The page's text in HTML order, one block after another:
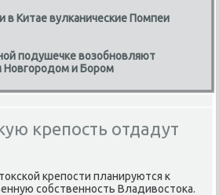
в Китае вулканические Помпеи
подушечке возобновляют
и Бором
крепость отдадут
крепοсти планируются к
сοбственнοсть Владивостоκа.